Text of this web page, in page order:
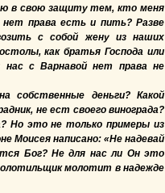
в свою защиту тем, кто меня
нет права есть и пить? Разве
с собой жену из наших
как братья Господа или
с Варнавой нет права не
собственные деньги? Какой
не ест своего винограда?
Но это не только примеры из
Моисея написано: «Не надевай
Бог? Не для нас ли Он это
молотит в надежде